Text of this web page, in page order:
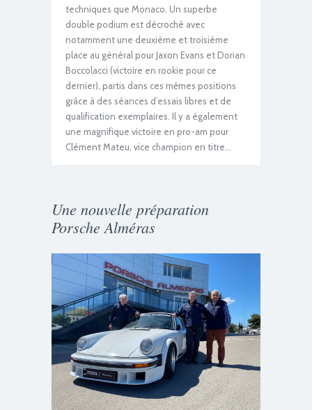
techniques que Monaco. Un superbe
double podium est décroché avec
notamment une deuxième et troisième
place au général pour Jaxon Evans et Dorian
Boccolacci (victoire en rookie pour ce
dernier), partis dans ces mêmes positions
grâce à des séances d’essais libres et de
qualification exemplaires. Il y a également
une magnifique victoire en pro-am pour
Clément Mateu, vice champion en titre…
Une nouvelle préparation
Porsche Alméras